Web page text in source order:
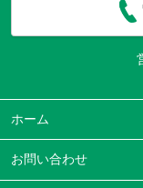
ホーム
お問い合わせ